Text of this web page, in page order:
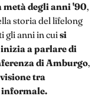
metà degli anni '90,
storia del lifelong
gli anni in cuisi
a parlare di
di Amburgo,
tra
informale.